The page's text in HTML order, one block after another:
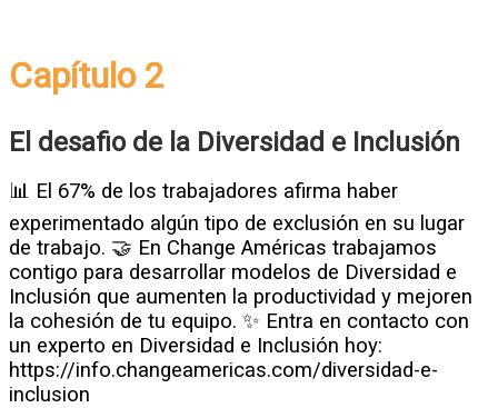
Capítulo 2
El desafio de la Diversidad e Inclusión
📊 El 67% de los trabajadores afirma haber
experimentado algún tipo de exclusión en su lugar
de trabajo. 🤝 En Change Américas trabajamos
contigo para desarrollar modelos de Diversidad e
Inclusión que aumenten la productividad y mejoren
la cohesión de tu equipo. ✨ Entra en contacto con
un experto en Diversidad e Inclusión hoy:
https://info.changeamericas.com/diversidad-e-
inclusion